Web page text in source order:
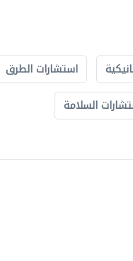
استشارات الطرق
السلامة